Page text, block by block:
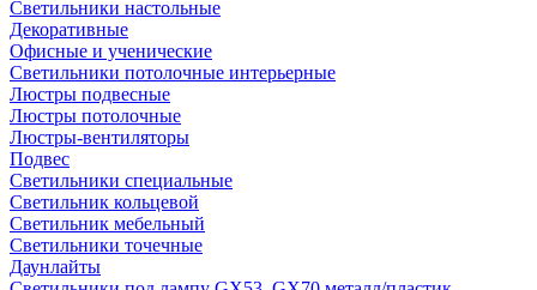
Светильники настольные
Декоративные
Офисные и ученические
Светильники потолочные интерьерные
Люстры подвесные
Люстры потолочные
Люстры-вентиляторы
Подвес
Светильники специальные
Светильник кольцевой
Светильник мебельный
Светильники точечные
Даунлайты